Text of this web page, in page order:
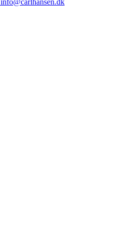
info@carlhansen.dk